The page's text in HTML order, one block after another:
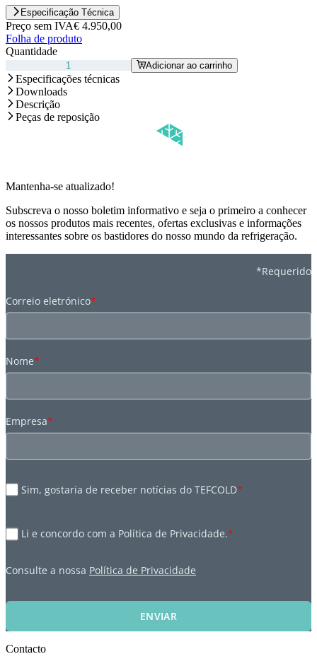
Especificação Técnica
Preço sem IVA€ 4.950,00
Folha de produto
Quantidade
Adicionar ao carrinho
Especificações técnicas
Downloads
Descrição
Peças de reposição
Mantenha-se atualizado!
Subscreva o nosso boletim informativo e seja o primeiro a conhecer
os nossos produtos mais recentes, ofertas exclusivas e informações
interessantes sobre os bastidores do nosso mundo da refrigeração.
*Requerido
Correio eletrónico*
Nome*
Empresa*
Sim, gostaria de receber notícias do TEFCOLD*
Li e concordo com a Política de Privacidade.*
Consulte a nossa Política de Privacidade
ENVIAR
Contacto